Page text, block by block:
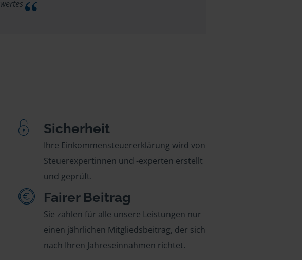
Sicherheit
Ihre Einkommensteuererklärung wird von
Steuerexpertinnen und -experten erstellt
und geprüft.
Fairer Beitrag
Sie zahlen für alle unsere Leistungen nur
einen jährlichen Mitgliedsbeitrag, der sich
nach Ihren Jahreseinnahmen richtet.